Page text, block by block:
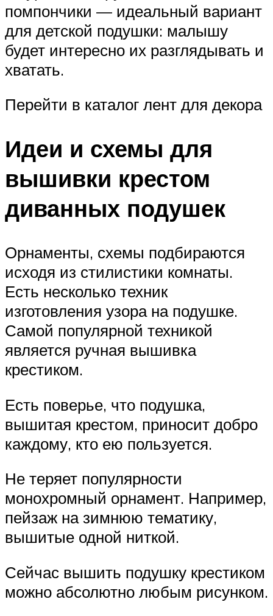
помпончики — идеальный вариант
для детской подушки: малышу
будет интересно их разглядывать и
хватать.
Перейти в каталог лент для декора
Идеи и схемы для
вышивки крестом
диванных подушек
Орнаменты, схемы подбираются
исходя из стилистики комнаты.
Есть несколько техник
изготовления узора на подушке.
Самой популярной техникой
является ручная вышивка
крестиком.
Есть поверье, что подушка,
вышитая крестом, приносит добро
каждому, кто ею пользуется.
Не теряет популярности
монохромный орнамент. Например,
пейзаж на зимнюю тематику,
вышитые одной ниткой.
Сейчас вышить подушку крестиком
можно абсолютно любым рисунком.